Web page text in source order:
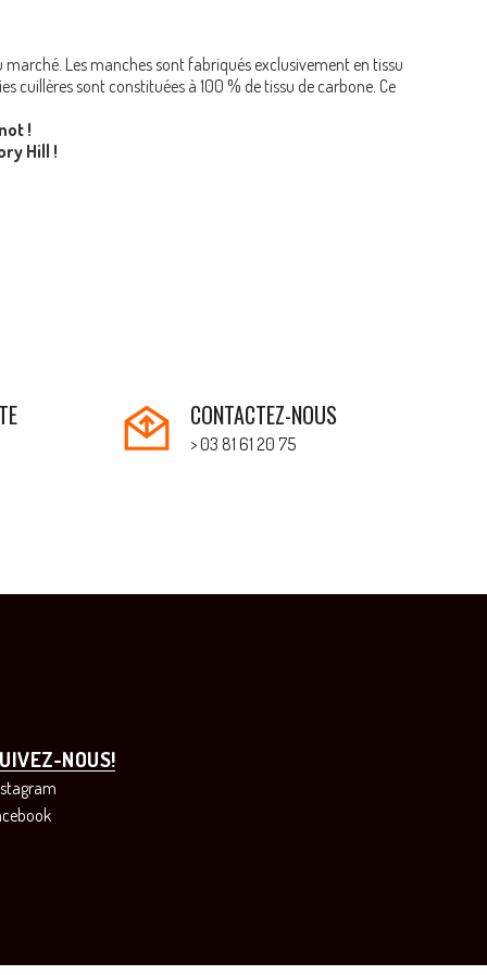
Les manches sont fabriqués exclusivement en tissu
cuillères sont constituées à 100 % de tissu de carbone. Ce
!
Hill !
CONTACTEZ-NOUS
> 03 81 61 20 75
NOUS!